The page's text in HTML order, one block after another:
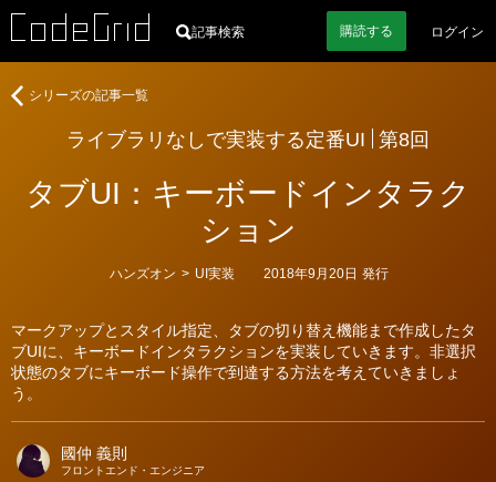
記事検索 購読する ログイン
ライブラリなしで実装する定番UI 第8回
タブUI：キーボードインタラク
ション
マークアップとスタイル指定、タブの切り替え機能まで作成したタ
ブUIに、キーボードインタラクションを実装していきます。非選択
状態のタブにキーボード操作で到達する方法を考えていきましょ
う。
カ
ー
ハンズオン > UI実装 2018年9月20日 発行
者
國仲 義則
フロントエンド・エンジニア
ラ
リ
な
す
る
定
番
UI
シリーズの記事一覧